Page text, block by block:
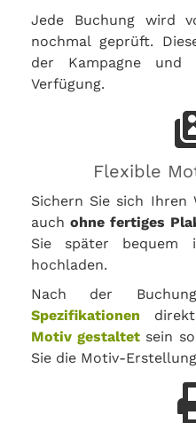
Jede Buchung wird
nochmal geprüft.
der Kampagne
Verfügung.
Flexible
Sichern Sie sich
auch ohne fertiges
Sie später bequem
hochladen.
Nach der
Spezifikationen
Motiv gestaltet sein
Sie die Motiv-